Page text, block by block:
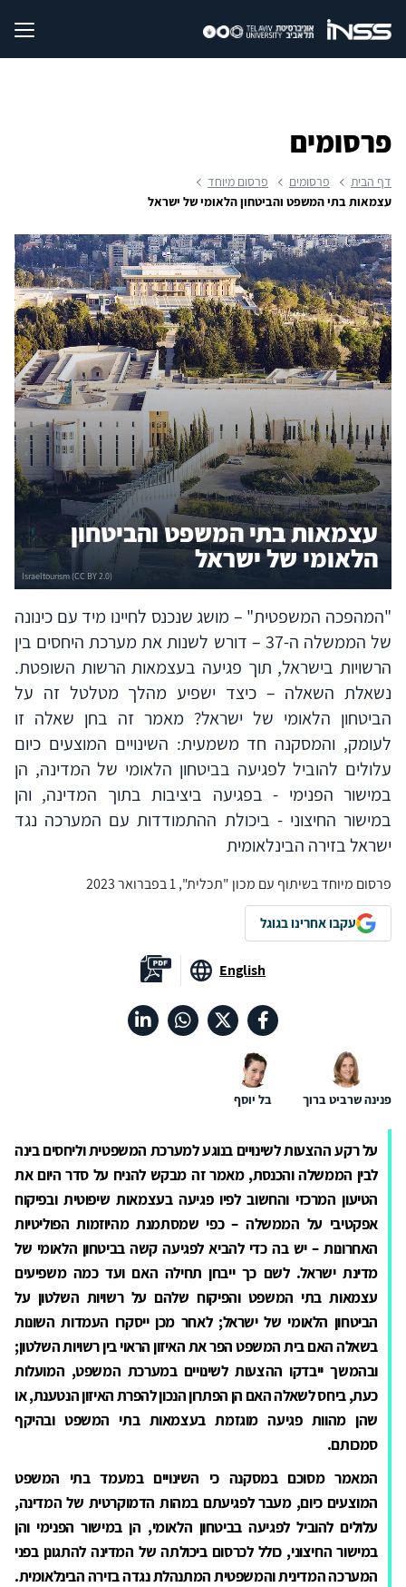
פרסומים
דף הבית פרסומים
פרסום מיוחד
עצמאות בתי המשפט והביטחון הלאומי של ישראל
עצמאות בתי המשפט והביטחון
הלאומי של ישראל
"המהפכה המשפטית" – מושג שנכנס לחיינו מיד עם כינונה
של הממשלה ה-37 – דורש לשנות את מערכת היחסים בין
הרשויות בישראל, תוך פגיעה בעצמאות הרשות השופטת.
נשאלת השאלה – כיצד ישפיע מהלך מטלטל זה על
הביטחון הלאומי של ישראל? מאמר זה בחן שאלה זו
לעומק, והמסקנה חד משמעית: השינויים המוצעים כיום
עלולים להוביל לפגיעה בביטחון הלאומי של המדינה, הן
במישור הפנימי - בפגיעה ביציבות בתוך המדינה, והן
במישור החיצוני - ביכולת ההתמודדות עם המערכה נגד
ישראל בזירה הבינלאומית
פרסום מיוחד בשיתוף עם מכון "תכלית", 1 בפברואר 2023
עקבו אחרינו בגוגל
English
פנינה שרביט ברוך בל יוסף
על רקע ההצעות לשינויים בנוגע למערכת המשפטית וליחסים בינה
לבין הממשלה והכנסת, מאמר זה מבקש להניח על סדר היום את
הטיעון המרכזי והחשוב לפיו פגיעה בעצמאות שיפוטית ובפיקוח
אפקטיבי על הממשלה – כפי שמסתמנת מהיוזמות הפוליטיות
האחרונות – יש בה כדי להביא לפגיעה קשה בביטחון הלאומי של
מדינת ישראל. לשם כך ייבחן תחילה האם ועד כמה משפיעים
עצמאות בתי המשפט והפיקוח שלהם על רשויות השלטון על
הביטחון הלאומי של ישראל; לאחר מכן ייסקרו העמדות השונות
בשאלה האם בית המשפט הפר את האיזון הראוי בין רשויות השלטון;
ובהמשך ייבדקו ההצעות לשינויים במערכת המשפט, המועלות
כעת, ביחס לשאלה האם הן הפתרון הנכון להפרת האיזון הנטענת, או
שהן מהוות פגיעה מוגזמת בעצמאות בתי המשפט ובהיקף
סמכותם.
המאמר מסוכם במסקנה כי השינויים במעמד בתי המשפט
המוצעים כיום, מעבר לפגיעתם במהות הדמוקרטית של המדינה,
עלולים להוביל לפגיעה בביטחון הלאומי, הן במישור הפנימי והן
במישור החיצוני, כולל לכרסום ביכולתה של המדינה להתגונן בפני
המערכה המדינית והמשפטית המתנהלת נגדה בזירה הבינלאומית.